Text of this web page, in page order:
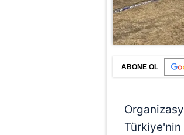
ABONE OL
Türkiye'nin